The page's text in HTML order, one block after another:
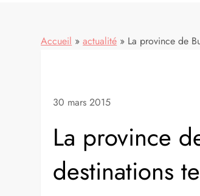
Accueil » actualité » La province de
30 mars 2015
La province
destinations